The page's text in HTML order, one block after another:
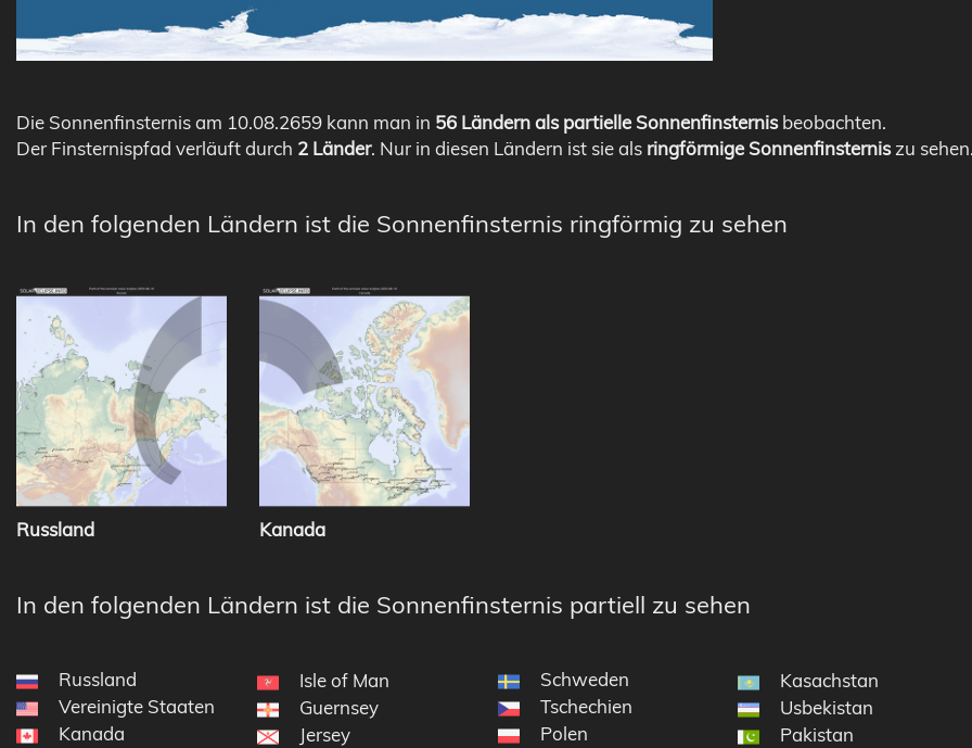
Die Sonnenfinsternis am 10.08.2659 kann man in 56 Ländern als partielle Sonnenfinsternisbeobachten.
Der Finsternispfad verläuft durch 2 Länder. Nur in diesen Ländern ist sie als ringförmige Sonnenfinsterniszu
In den folgenden Ländern ist die Sonnenfinsternis ringförmig zu sehen
Russland Kanada
In den folgenden Ländern ist die Sonnenfinsternis partiell zu sehen
Russland
Vereinigte Staaten
Kanada
Isle of Man
Guernsey
Jersey
Schweden
Tschechien
Polen
Kasachstan
Usbekistan
Pakistan